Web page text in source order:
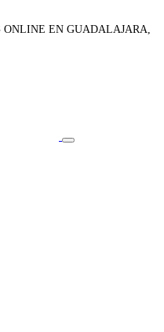
ONLINE EN GUADALAJARA,